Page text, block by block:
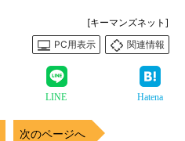
[キーマンズネット]
PC用表示
関連情報
LINE Hatena
次のページへ